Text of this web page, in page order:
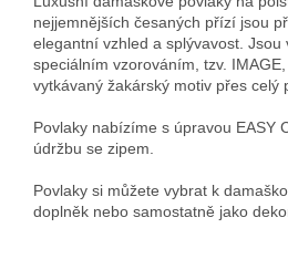
nejjemnějších česaných přízí jsou
elegantní vzhled a splývavost. Jsou
speciálním vzorováním, tzv.
vytkávaný žakárský motiv přes celý
Povlaky nabízíme s úpravou EASY
údržbu se zipem.
Povlaky si můžete vybrat k
doplněk nebo samostatně jako